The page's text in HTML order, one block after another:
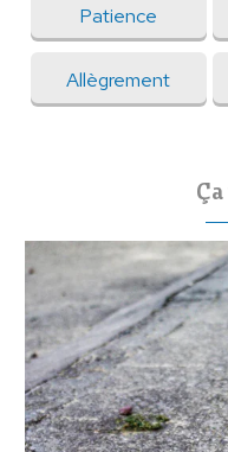
Patience
Allègrement